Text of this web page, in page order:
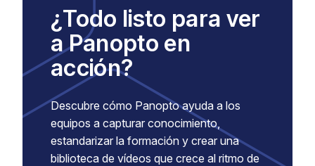
¿Todo listo para ver
a Panopto en
acción?
Descubre cómo Panopto ayuda a los
equipos a capturar conocimiento,
estandarizar la formación y crear una
biblioteca de vídeos que crece al ritmo de